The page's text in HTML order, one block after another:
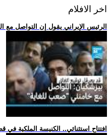
اخر الافلام
.. الرئيس الإيراني يقول إن التواصل
.. افتتاح استثنائي.. الكنيسة الملكية في